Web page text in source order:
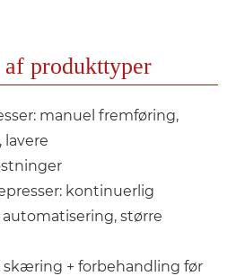
produkttyper
manuel fremføring,
kontinuerlig
større
+ forbehandling før